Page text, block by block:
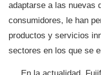
adaptarse a las nuevas
consumidores, le han
productos y servicios
sectores en los que se